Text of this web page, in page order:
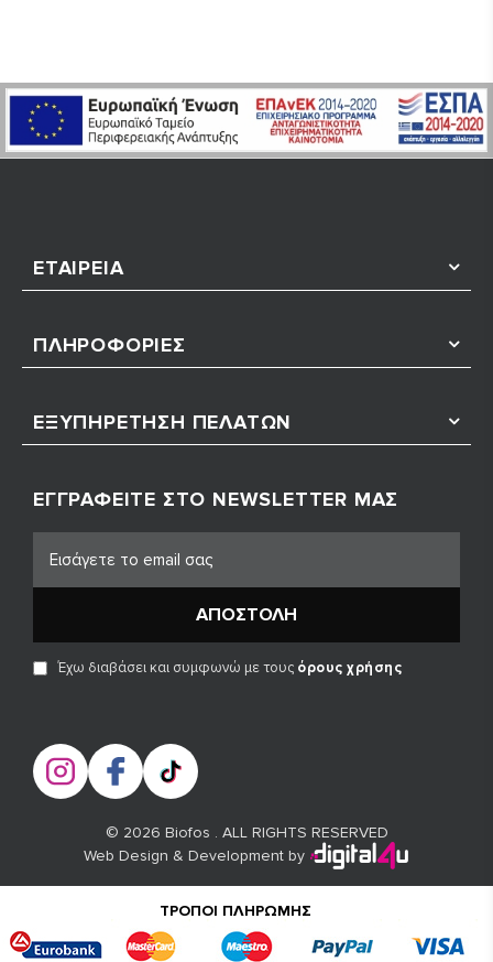
ΕΤΑΙΡΕΊΑ
ΠΛΗΡΟΦΟΡΊΕΣ
ΕΞΥΠΗΡΈΤΗΣΗ ΠΕΛΑΤΏΝ
ΕΓΓΡΑΦΕΊΤΕ ΣΤΟ NEWSLETTER ΜΑΣ
ΑΠΟΣΤΟΛΉ
Έχω διαβάσει και συμφωνώ με τους όρους χρήσης
© 2026 Biofos . ALL RIGHTS RESERVED
Web Design & Development by
ΤΡΌΠΟΙ ΠΛΗΡΩΜΉΣ